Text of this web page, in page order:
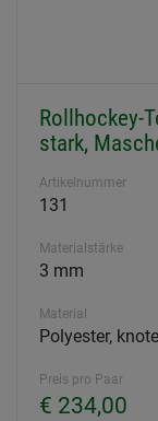
Rollhockey-
stark,
Artikelnummer
131
Materialstärke
3 mm
Material
Polyester,
Preis pro Paar
€ 234,00